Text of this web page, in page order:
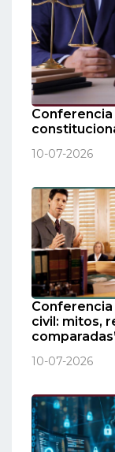
10-07-2026
civil: mitos,
10-07-2026